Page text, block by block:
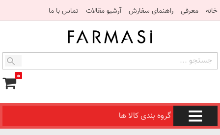
خانه معرفی راهنمای سفارش آرشیو مقالات تماس با ما
۰
گروه بندی کالا ها